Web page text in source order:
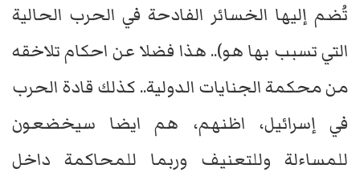
تُضم إليها الخسائر الفادحة في الحرب الحالية
التي تسبب بها هو).. هذا فضلا عن احكام تلاخقه
من محكمة الجنايات الدولية.. كذلك قادة الحرب
في إسرائيل، اظنهم، هم ايضا سيخضعون
للمساءلة وللتعنيف وربما للمحاكمة داخل